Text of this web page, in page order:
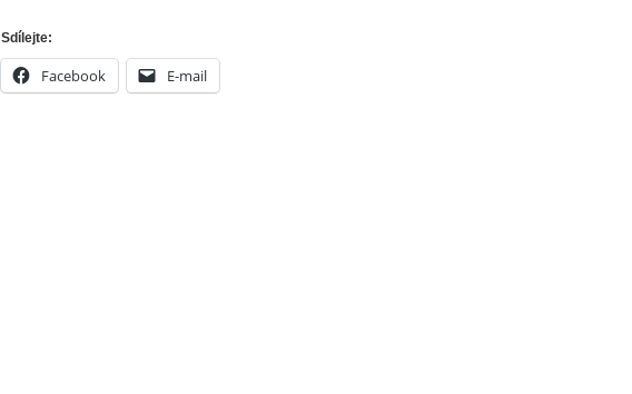
Sdílejte:
Facebook E-mail